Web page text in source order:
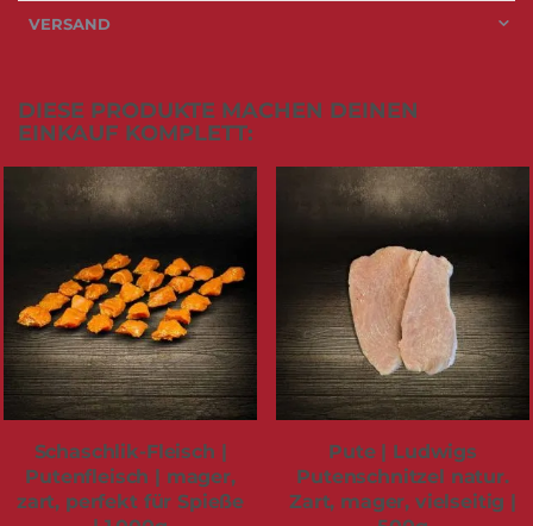
VERSAND
DIESE PRODUKTE MACHEN DEINEN
EINKAUF KOMPLETT:
Schaschlik-Fleisch |
Putenfleisch | mager,
zart, perfekt für Spieße
Pute | Ludwigs
Putenschnitzel natur.
Zart, mager, vielseitig |